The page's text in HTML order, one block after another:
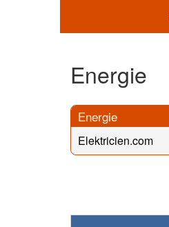
Energie
Energie
Elektricien.com